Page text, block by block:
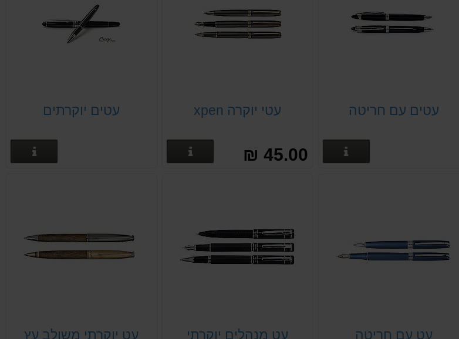
עטים עם חריטה
פרטים נוספים
עטי יוקרה xpen
45.00 ₪
עטים יוקרתים
עט עם חריטה עט מנהלים יוקרתי עט יוקרתי משולב עץ